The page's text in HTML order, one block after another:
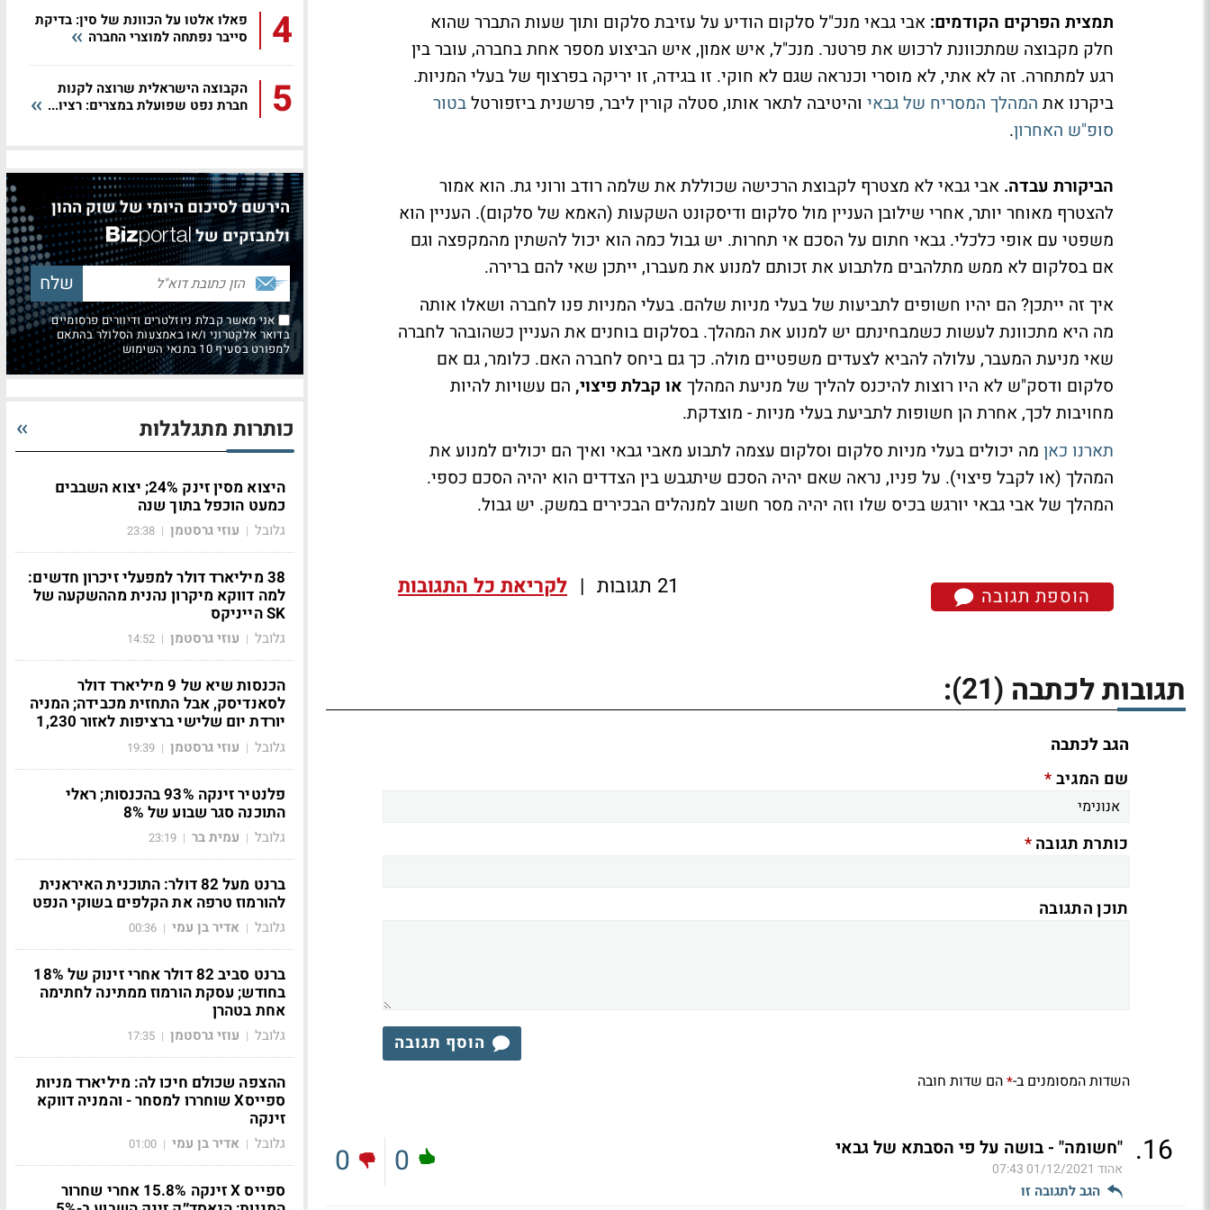
תמצית הפרקים הקודמים: אבי גבאי מנכ"ל סלקום הודיע על עזיבת סלקום ותוך שעות התברר שהוא
חלק מקבוצה שמתכוונת לרכוש את פרטנר. מנכ"ל, איש אמון, איש הביצוע מספר אחת בחברה, עובר בין
רגע למתחרה. זה לא אתי, לא מוסרי וכנראה שגם לא חוקי. זו בגידה, זו יריקה בפרצוף של בעלי המניות.
ביקרנו את המהלך המסריח של גבאי והיטיבה לתאר אותו, סטלה קורין ליבר, פרשנית ביזפורטלבטור
סופ"ש האחרון.
הביקורת עבדה. אבי גבאי לא מצטרף לקבוצת הרכישה שכוללת את שלמה רודב ורוני גת. הוא אמור
להצטרף מאוחר יותר, אחרי שילובן העניין מול סלקום ודיסקונט השקעות (האמא של סלקום). העניין הוא
משפטי עם אופי כלכלי. גבאי חתום על הסכם אי תחרות. יש גבול כמה הוא יכול להשתין מהמקפצה וגם
אם בסלקום לא ממש מתלהבים מלתבוע את זכותם למנוע את מעברו, ייתכן שאי להם ברירה.
איך זה ייתכן? הם יהיו חשופים לתביעות של בעלי מניות שלהם. בעלי המניות פנו לחברה ושאלו אותה
מה היא מתכוונת לעשות כשמבחינתם יש למנוע את המהלך. בסלקום בוחנים את העניין כשהובהר לחברה
שאי מניעת המעבר, עלולה להביא לצעדים משפטיים מולה. כך גם ביחס לחברה האם. כלומר, גם אם
סלקום ודסק"ש לא היו רוצות להיכנס להליך של מניעת המהלך או קבלת פיצוי, הם עשויות להיות
מחויבות לכך, אחרת הן חשופות לתביעת בעלי מניות - מוצדקת.
תארנו כאן מה יכולים בעלי מניות סלקום וסלקום עצמה לתבוע מאבי גבאי ואיך הם יכולים למנוע את
המהלך (או לקבל פיצוי). על פניו, נראה שאם יהיה הסכם שיתגבש בין הצדדים הוא יהיה הסכם כספי.
המהלך של אבי גבאי יורגש בכיס שלו וזה יהיה מסר חשוב למנהלים הבכירים במשק. יש גבול.
הוספת תגובה 21 תגובות | לקריאת כל התגובות
תגובות לכתבה (21)
:
הגב לכתבה
שם המגיב*
כותרת תגובה*
תוכן התגובה
הוסף תגובה
השדות המסומנים ב-*הם שדות חובה
16
. "חשומה" - בושה על פי הסבתא של גבאי
אהוד 01/12/2021 07:43
הגב לתגובה זו
0
0
4
פאלו אלטו על הכוונת של סין: בדיקת
סייבר נפתחה למוצרי החברה
5
הקבוצה הישראלית שרוצה לקנות
חברת נפט שפועלת במצרים: רציו...
הירשם לסיכום היומי של שוק ההון
ולמבזקים של
אני מאשר קבלת ניוזלטרים ודיוורים פרסומיים
בדואר אלקטרוני ו/או באמצעות הסלולר בהתאם
למפורט בסעיף 10 בתנאי השימוש
כותרות מתגלגלות
היצוא מסין זינק 24%; יצוא השבבים
כמעט הוכפל בתוך שנה
גלובל | עוזי גרסטמן |
23:38
38 מיליארד דולר למפעלי זיכרון חדשים:
למה דווקא מיקרון נהנית מההשקעה של
SK הייניקס
גלובל | עוזי גרסטמן |
14:52
הכנסות שיא של 9 מיליארד דולר
לסאנדיסק, אבל התחזית מכבידה; המניה
יורדת יום שלישי ברציפות לאזור 1,230
גלובל | עוזי גרסטמן |
19:39
פלנטיר זינקה 93% בהכנסות; ראלי
התוכנה סגר שבוע של 8%
גלובל | עמית בר |
23:19
ברנט מעל 82 דולר: התוכנית האיראנית
להורמוז טרפה את הקלפים בשוקי הנפט
גלובל | אדיר בן עמי |
00:36
ברנט סביב 82 דולר אחרי זינוק של 18%
בחודש; עסקת הורמוז ממתינה לחתימה
אחת בטהרן
גלובל | עוזי גרסטמן |
17:35
ההצפה שכולם חיכו לה: מיליארד מניות
ספייסX שוחררו למסחר - והמניה דווקא
זינקה
גלובל | אדיר בן עמי |
01:00
ספייס X זינקה 15.8% אחרי שחרור